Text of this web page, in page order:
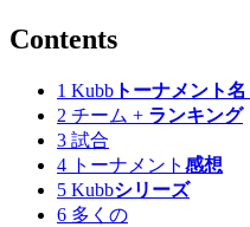
Contents
1 Kubb トーナメント名
2 チーム + ランキング
3 試合
4 トーナメント 感想
5 Kubbシリーズ
6 多くの